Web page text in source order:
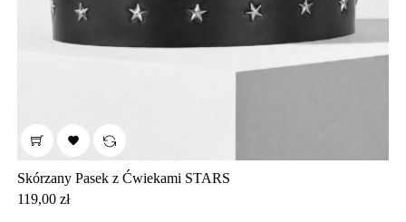

Skórzany Pasek z Ćwiekami STARS
Cena
119,00 zł